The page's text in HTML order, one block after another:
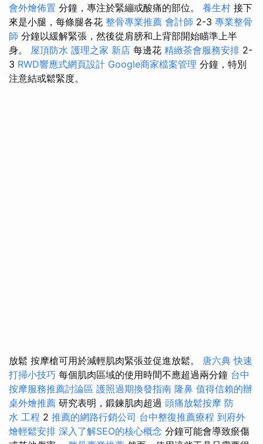
會外燴佈置 分鐘，專注於緊繃或酸痛的部位。 養生村 接下
來是小腿，每條腿各花 整骨專業推薦 會計師 2-3 專業整骨
師 分鐘以緩解緊張，然後從肩膀和上背部開始瞄準上半
身。 屋頂防水 護理之家 新店 每邊花 精緻茶會服務安排 2-
3 RWD響應式網頁設計 Google商家檔案管理 分鐘，特別
注意結或鬆緊度。
放鬆 按摩槍可用於減輕肌肉緊張並促進放鬆。 唐六典 快速
打掃小技巧 每個肌肉區域的使用時間不應超過兩分鐘 台中
按摩服務推薦討論區 護照過期換發指南 隆鼻 值得信賴的辦
桌外燴推薦 研究表明，鍛鍊肌肉超過 頭痛放鬆按摩 防
水 工程 2 推薦的網路行銷公司 台中整復推薦療程 到府外
燴輕鬆安排 深入了解SEO的核心概念 分鐘可能會導致瘀傷